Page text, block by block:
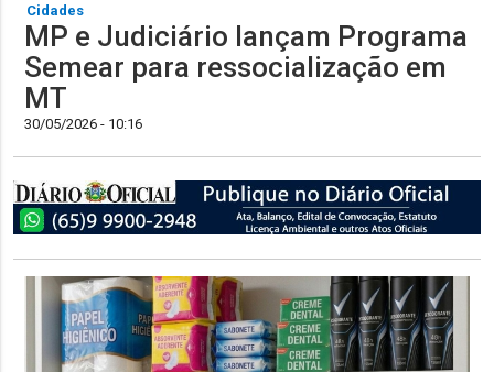
Cidades
MP e Judiciário lançam Programa
Semear para ressocialização em
MT
30/05/2026 - 10:16